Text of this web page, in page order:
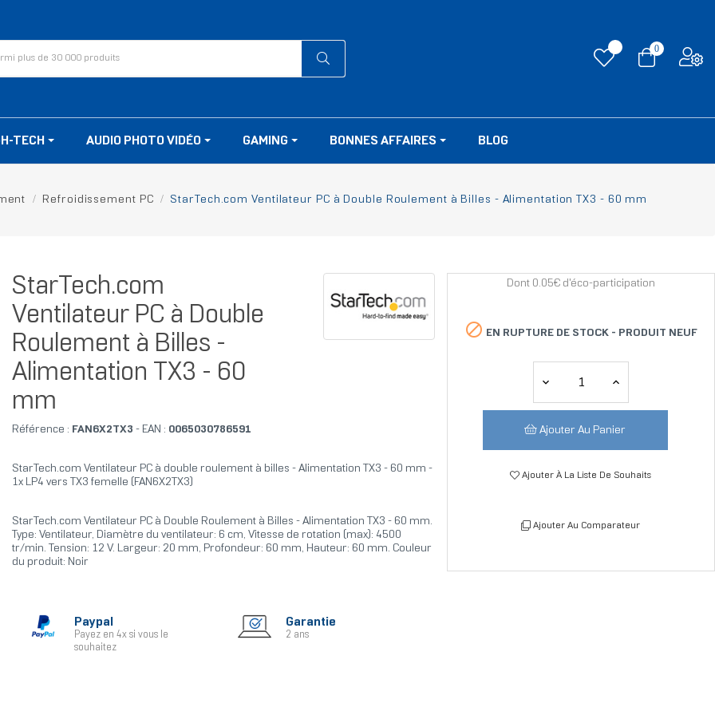
0
TECH AUDIO PHOTO VIDÉO GAMING BONNES AFFAIRES BLOG
Refroidissement PC StarTech.com Ventilateur PC à Double Roulement à Billes - Alimentation TX3 - 60 mm
StarTech.com
Ventilateur PC à Double
Roulement à Billes -
Alimentation TX3 - 60
mm
Référence : FAN6X2TX3 - EAN : 0065030786591
StarTech.com Ventilateur PC à double roulement à billes - Alimentation TX3 - 60 mm -
1x LP4 vers TX3 femelle (FAN6X2TX3)
StarTech.com Ventilateur PC à Double Roulement à Billes - Alimentation TX3 - 60 mm.
Type: Ventilateur, Diamètre du ventilateur: 6 cm, Vitesse de rotation (max): 4500
tr/min. Tension: 12 V. Largeur: 20 mm, Profondeur: 60 mm, Hauteur: 60 mm. Couleur
du produit: Noir
Paypal
Payez en 4x si vous le
souhaitez
Garantie
2 ans
Dont 0.05€ d'éco-participation
 EN RUPTURE DE STOCK - PRODUIT NEUF
Ajouter Au Panier
Ajouter À La Liste De Souhaits
Ajouter Au Comparateur